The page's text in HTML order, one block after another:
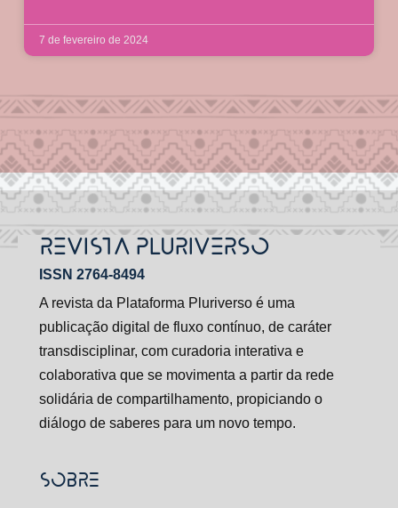
7 de fevereiro de 2024
REVISTA PLURIVERSO
ISSN 2764-8494
A revista da Plataforma Pluriverso é uma
publicação digital de fluxo contínuo, de caráter
transdisciplinar, com curadoria interativa e
colaborativa que se movimenta a partir da rede
solidária de compartilhamento, propiciando o
diálogo de saberes para um novo tempo.
SOBRE